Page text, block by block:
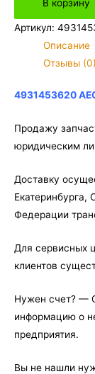
4931453620
AEG
В корзину
Артикул:
Описание
Отзывы (0)
4931453620
Продажу
юридическим
Доставку
Екатеринбурга,
Федерации
Для сервисных
клиентов
Нужен счет? —
информацию о
предприятия.
Вы не нашли